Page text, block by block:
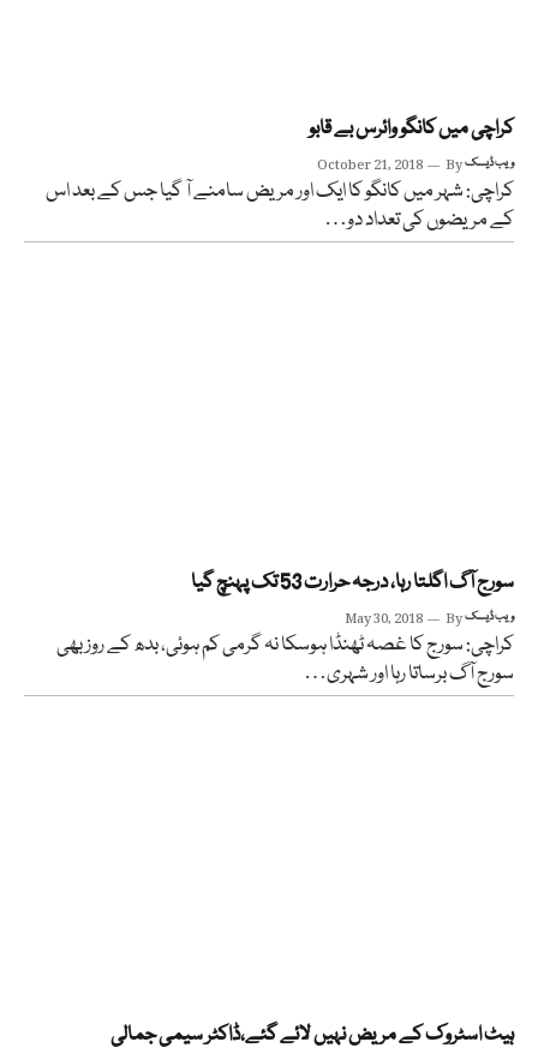
کراچی میں کانگو وائرس بے قابو
October 21, 2018 Byویب ڈیسک
کراچی: شہر میں کانگو کا ایک اور مریض سامنے آ گیا جس کے بعد اس
کے مریضوں کی تعداد دو…
سورج آگ اگلتا رہا، درجہ حرارت 53 تک پہنچ گیا
May 30, 2018 Byویب ڈیسک
کراچی: سورج کا غصہ ٹھنڈا ہوسکا نہ گرمی کم ہوئی، بدھ کے روز بھی
سورج آگ برساتا رہا اور شہری…
ہیٹ اسٹروک کے مریض نہیں لائے گئے،ڈاکٹر سیمی جمالی